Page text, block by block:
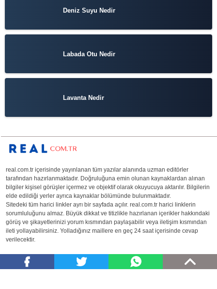
Deniz Suyu Nedir
Labada Otu Nedir
Lavanta Nedir
real.com.tr içerisinde yayınlanan tüm yazılar alanında uzman editörler
tarafından hazırlanmaktadır. Doğruluğuna emin olunan kaynaklardan alınan
bilgiler kişisel görüşler içermez ve objektif olarak okuyucuya aktarılır. Bilgilerin
elde edildiği yerler ayrıca kaynaklar bölümünde bulunmaktadır.
Sitedeki tüm harici linkler ayrı bir sayfada açılır. real.com.tr harici linklerin
sorumluluğunu almaz. Büyük dikkat ve titizlikle hazırlanan içerikler hakkındaki
görüş ve şikayetlerinizi yorum kısmından paylaşabilir veya iletişim kısmından
ileti yollayabilirsiniz. Yolladığınız maillere en geç 24 saat içerisinde cevap
verilecektir.